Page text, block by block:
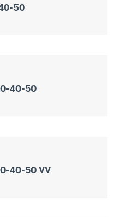
50
40-50
40-50 VV